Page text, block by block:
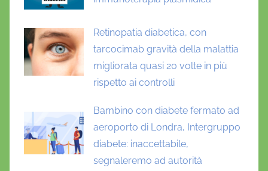
Retinopatia diabetica, con
tarcocimab gravità della malattia
migliorata quasi 20 volte in più
rispetto ai controlli
Bambino con diabete fermato ad
aeroporto di Londra, Intergruppo
diabete: inaccettabile,
segnaleremo ad autorità